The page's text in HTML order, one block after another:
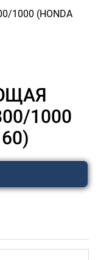
1000 (HONDA
1000